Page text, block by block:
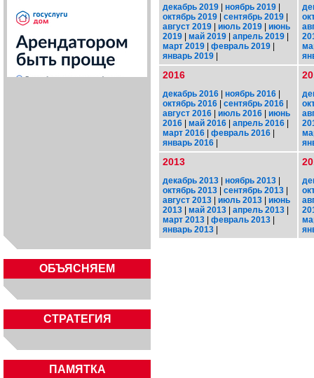
ОБЪЯСНЯЕМ
СТРАТЕГИЯ
ПАМЯТКА
декабрь 2019 | ноябрь 2019 |
октябрь 2019 | сентябрь 2019 |
август 2019 | июль 2019 | июнь
2019 | май 2019 | апрель 2019 |
март 2019 | февраль 2019 |
январь 2019 |
2016
декабрь 2016 | ноябрь 2016 |
октябрь 2016 | сентябрь 2016 |
август 2016 | июль 2016 | июнь
2016 | май 2016 | апрель 2016 |
март 2016 | февраль 2016 |
январь 2016 |
2013
декабрь 2013 | ноябрь 2013 |
октябрь 2013 | сентябрь 2013 |
август 2013 | июль 2013 | июнь
2013 | май 2013 | апрель 2013 |
март 2013 | февраль 2013 |
январь 2013 |